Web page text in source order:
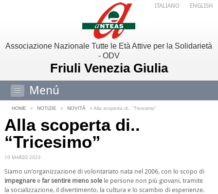
Associazione Nazionale Tutte le Età Attive per la Solidarietà
- ODV
Friuli Venezia Giulia
Menú
ITALIANO ENGLISH
HOME » NOTIZIE » NOVITÀ » Alla scoperta di.. “Tricesimo”
Alla scoperta di..
“Tricesimo”
10 MARZO 2023
Siamo un’organizzazione di volontariato nata nel 2006, con lo scopo di
impegnaree far sentire meno solele persone non più giovani, tramite
la socializzazione, il divertimento, la cultura e lo scambio di esperienze.